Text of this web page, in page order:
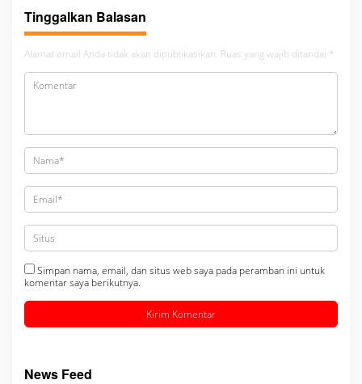
Tinggalkan Balasan
Alamat email Anda tidak akan dipublikasikan. Ruas yang wajib ditandai *
Simpan nama, email, dan situs web saya pada peramban ini untuk
komentar saya berikutnya.
News Feed